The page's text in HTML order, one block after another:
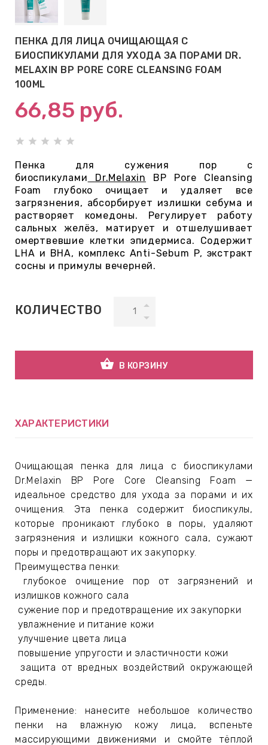
ПАТЧИ
keyboard_arrow_right
ТЕЙПЫ
keyboard_arrow_right
ПЕНКА ДЛЯ ЛИЦА ОЧИЩАЮЩАЯ С
БИОСПИКУЛАМИ ДЛЯ УХОДА ЗА ПОРАМИ DR.
MELAXIN BP PORE CORE CLEANSING FOAM
100ML
66,85 руб.
Пенка для сужения пор с
биоспикулами
Dr.Melaxin
BP Pore Cleansing
Foam глубоко очищает и удаляет все
загрязнения, абсорбирует излишки себума и
растворяет комедоны. Регулирует работу
сальных желёз, матирует и отшелушивает
омертвевшие клетки эпидермиса. Содержит
LHA и BHA, комплекс Anti-Sebum P, экстракт
сосны и примулы вечерней.
КОЛИЧЕСТВО
shopping_basket В КОРЗИНУ
ХАРАКТЕРИСТИКИ
Очищающая пенка для лица с биоспикулами
Dr.Melaxin BP Pore Core Cleansing Foam —
идеальное средство для ухода за порами и их
очищения. Эта пенка содержит биоспикулы,
которые проникают глубоко в поры, удаляют
загрязнения и излишки кожного сала, сужают
поры и предотвращают их закупорку.
Преимущества пенки:
глубокое очищение пор от загрязнений и
излишков кожного сала
сужение пор и предотвращение их закупорки
увлажнение и питание кожи
улучшение цвета лица
повышение упругости и эластичности кожи
защита от вредных воздействий окружающей
среды.
Применение: нанесите небольшое количество
пенки на влажную кожу лица, вспеньте
массирующими движениями и смойте тёплой